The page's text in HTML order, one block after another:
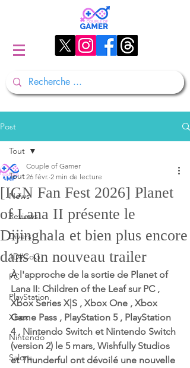
Post
Tout
News
Reviews
Divers
1D#CoG
PC
PlayStation
Xbox
Nintendo
Salons
Tout
[IGN Fan Fest 2026] Planet
of Lana II présente le
Dijinghala et bien plus encore
dans un nouveau trailer
Couple of Gamer
26 févr. 2 min de lecture
À l'approche de la sortie de Planet of
Lana II: Children of the Leaf sur PC ,
Xbox Series X|S , Xbox One , Xbox
Game Pass , PlayStation 5 , PlayStation
4 , Nintendo Switch et Nintendo Switch
(version 2) le 5 mars, Wishfully Studios
et Thunderful ont dévoilé une nouvelle